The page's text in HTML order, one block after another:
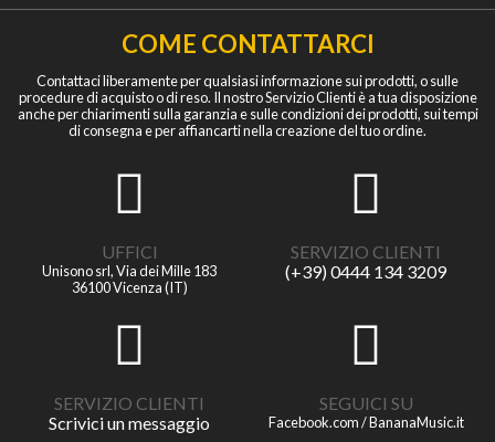
COME CONTATTARCI
Contattaci liberamente per qualsiasi informazione sui prodotti, o sulle
procedure di acquisto o di reso. Il nostro Servizio Clienti è a tua disposizione
anche per chiarimenti sulla garanzia e sulle condizioni dei prodotti, sui tempi
di consegna e per affiancarti nella creazione del tuo ordine.
UFFICI
Unisono srl, Via dei Mille 183
36100 Vicenza (IT)
SERVIZIO CLIENTI
(+39) 0444 134 3209
SERVIZIO CLIENTI
Scrivici un messaggio
SEGUICI SU
Facebook.com / BananaMusic.it